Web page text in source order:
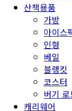
산책용품
가방
아이스
인형
베일
블랭킷
코스터
버기 로
캐리웨어